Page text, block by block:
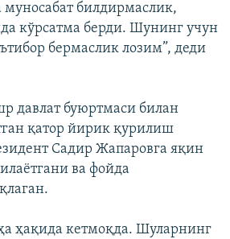
муносабат билдирмаслик,
кўрсатма берди. Шунинг учун
бермаслик лозим”, деди
давлат буюртмаси билан
қатор йирик қурилиш
Садир Жапаровга яқин
ва фойда
ҳақида кетмоқда. Шуларнинг